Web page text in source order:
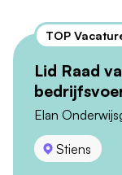
TOP
Lid Raad
Elan
Stiens